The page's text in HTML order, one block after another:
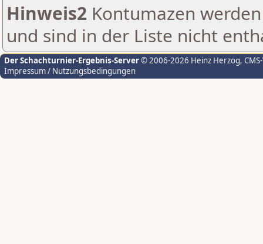
Hinweis2 Kontumazen
und sind in der Liste nicht
Der Schachturnier-Ergebnis-Server© 2006-2026 Heinz Herzog,
Impressum / Nutzungsbedingungen